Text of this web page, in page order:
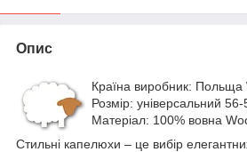
Опис
Країна виробник: Польща
Розмір: універсальний 56-
Матеріал: 100% вовна
Стильні капелюхи – це вибір